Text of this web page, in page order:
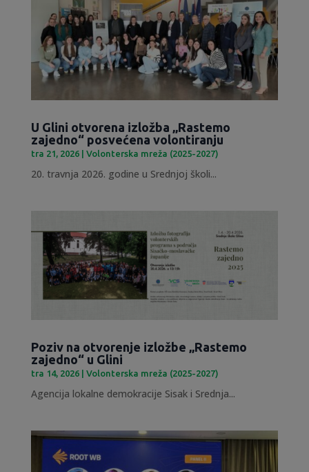
U Glini otvorena izložba „Rastemo
zajedno“ posvećena volontiranju
tra 21, 2026| Volonterska mreža (2025-2027)
20. travnja 2026. godine u Srednjoj školi...
Poziv na otvorenje izložbe „Rastemo
zajedno“ u Glini
tra 14, 2026| Volonterska mreža (2025-2027)
Agencija lokalne demokracije Sisak i Srednja...